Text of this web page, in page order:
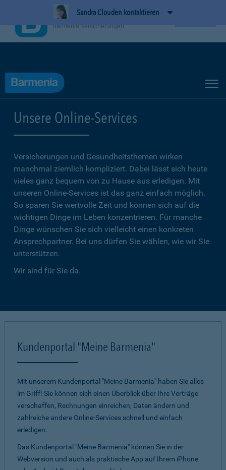
Sandra Clouden kontaktieren
Unsere Online-Services
Versicherungen und Gesundheitsthemen wirken
manchmal ziemlich kompliziert. Dabei lässt sich heute
vieles ganz bequem von zu Hause aus erledigen. Mit
unseren Online-Services ist das ganz einfach möglich.
So sparen Sie wertvolle Zeit und können sich auf die
wichtigen Dinge im Leben konzentrieren. Für manche
Dinge wünschen Sie sich vielleicht einen konkreten
Ansprechpartner. Bei uns dürfen Sie wählen, wie wir Sie
unterstützen.
Wir sind für Sie da.
Kundenportal "Meine Barmenia"
Mit unserem Kundenportal "Meine Barmenia" haben Sie alles
im Griff! Sie können sich einen Überblick über Ihre Verträge
verschaffen, Rechnungen einreichen, Daten ändern und
zahlreiche andere Online-Services schnell und einfach
erledigen.
Das Kundenportal "Meine Barmenia" können Sie in der
Webversion und auch als praktische App auf Ihrem iPhone
BarmeniaApp
Barmenia Versicherungen